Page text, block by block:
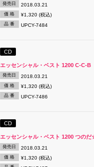
発売日 2018.03.21
価 格 ¥1,320 (税込)
品 番 UPCY-7484
CD
エッセンシャル・ベスト 1200 C-C-B
発売日 2018.03.21
価 格 ¥1,320 (税込)
品 番 UPCY-7486
CD
エッセンシャル・ベスト 1200 つの
発売日 2018.03.21
価 格 ¥1,320 (税込)